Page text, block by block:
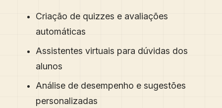
Criação de quizzes e avaliações
automáticas
Assistentes virtuais para dúvidas dos
alunos
Análise de desempenho e sugestões
personalizadas